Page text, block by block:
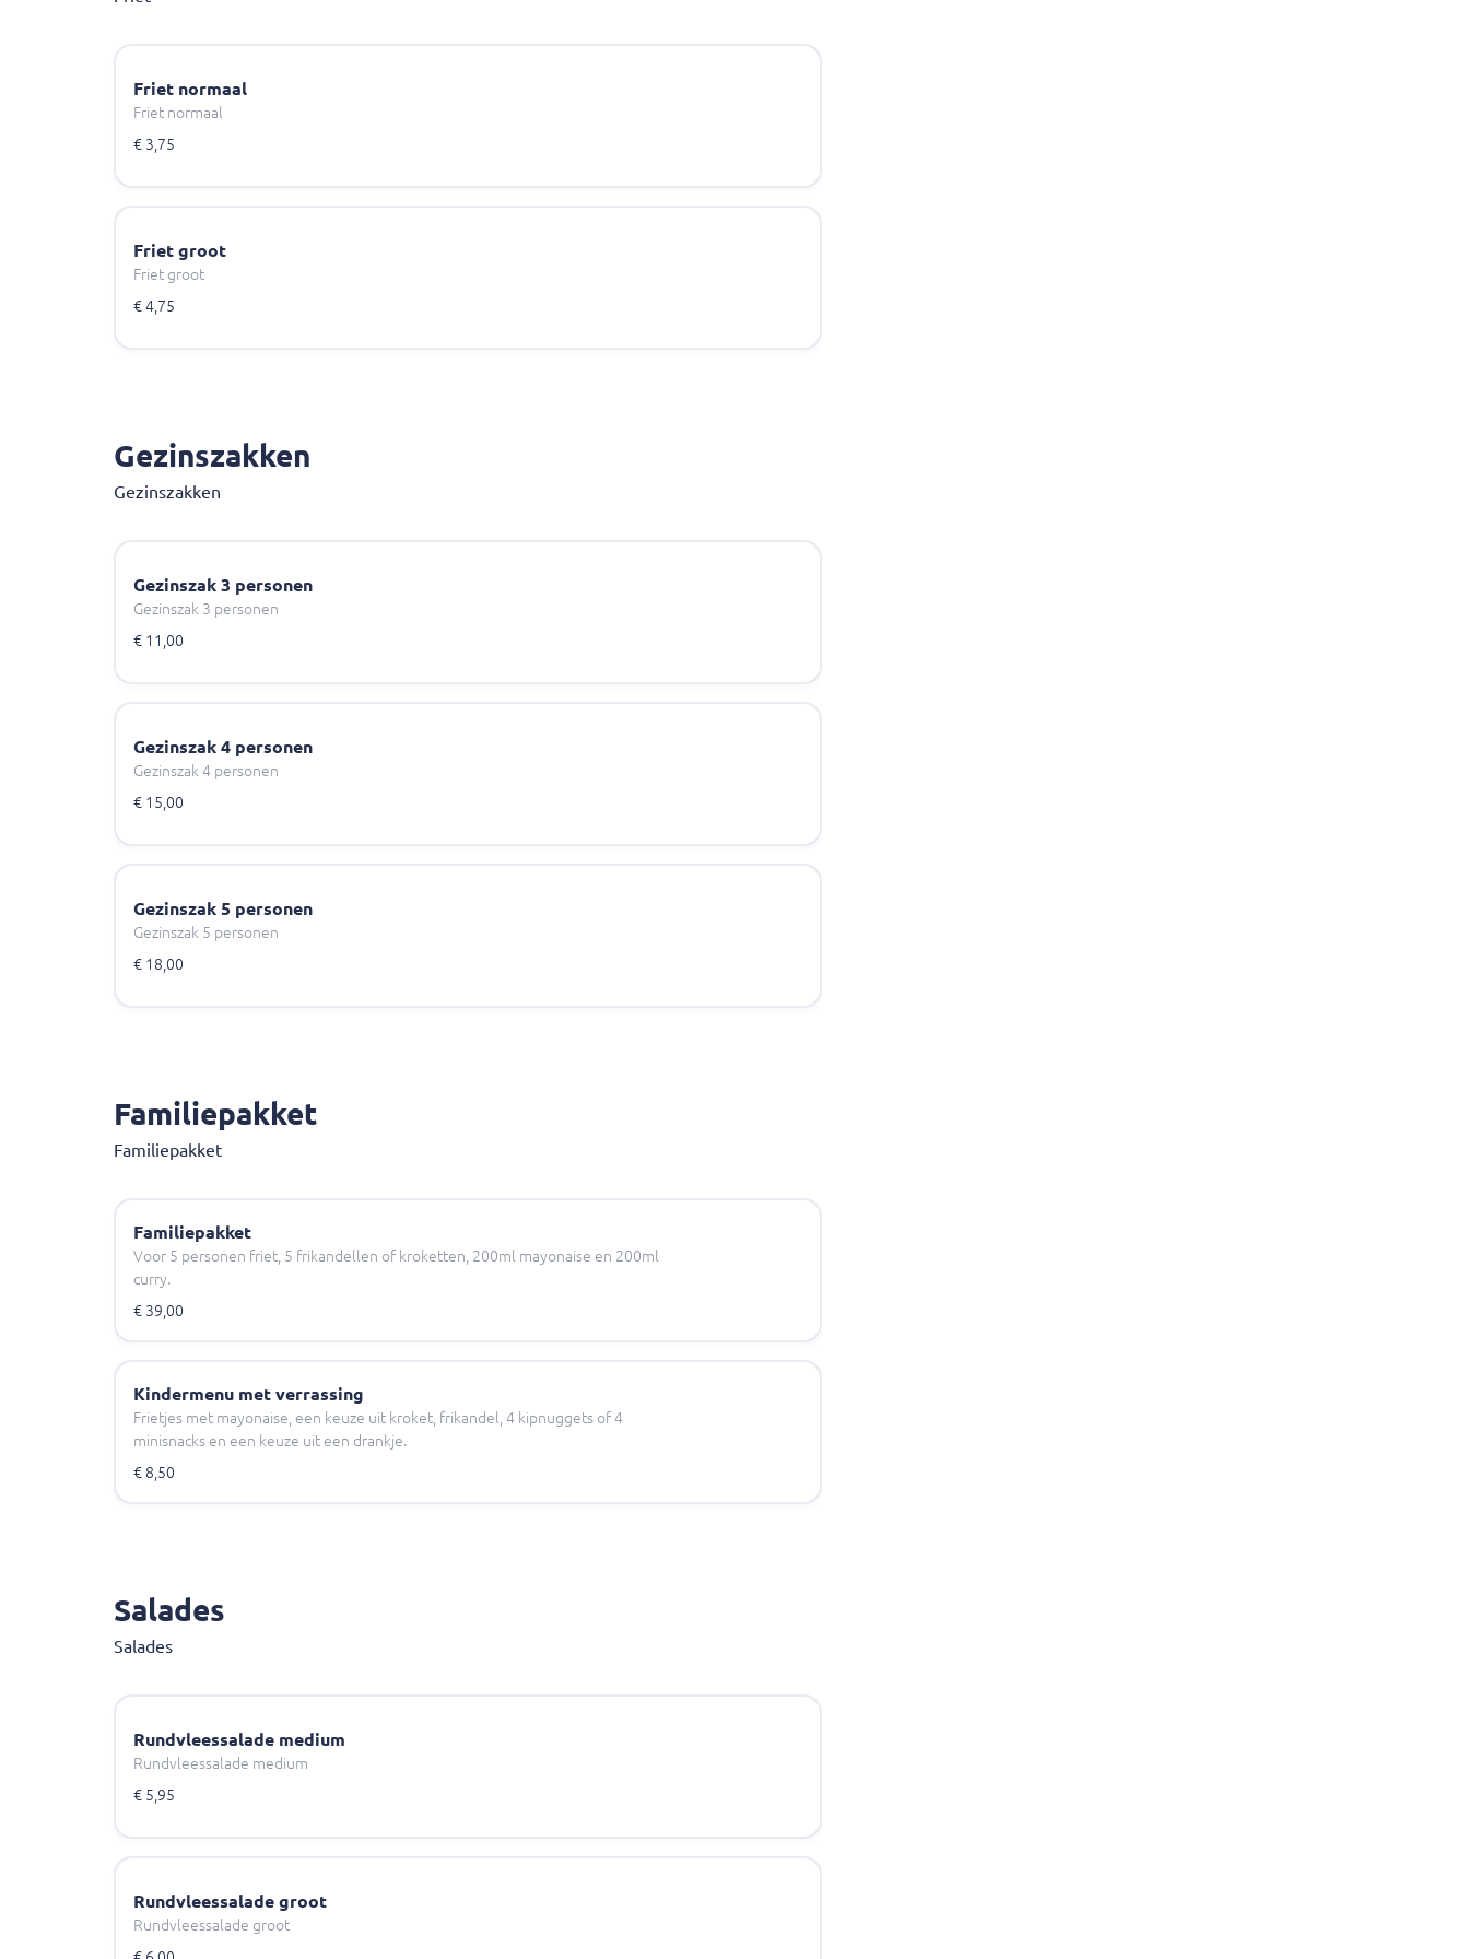
Friet normaal
Friet normaal
€ 3,75
Friet groot
Friet groot
€ 4,75
Gezinszakken
Gezinszakken
Gezinszak 3 personen
Gezinszak 3 personen
€ 11,00
Gezinszak 4 personen
Gezinszak 4 personen
€ 15,00
Gezinszak 5 personen
Gezinszak 5 personen
€ 18,00
Familiepakket
Familiepakket
Familiepakket
Voor 5 personen friet, 5 frikandellen of kroketten, 200ml mayonaise en 200ml
curry.
€ 39,00
Kindermenu met verrassing
Frietjes met mayonaise, een keuze uit kroket, frikandel, 4 kipnuggets of 4
minisnacks en een keuze uit een drankje.
€ 8,50
Salades
Salades
Rundvleessalade medium
Rundvleessalade medium
€ 5,95
Rundvleessalade groot
Rundvleessalade groot